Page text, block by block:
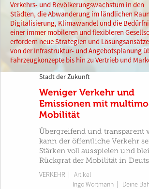
Verkehrs- und Bevölkerungswachstum in den
Städten, die Abwanderung im ländlichen
Digitalisierung, Klimawandel und die
einer immer mobileren und flexibleren
erfordern neue Strategien und
von der Infrastruktur- und Angebotsplanung
Fahrzeugkonzepte bis hin zu Vertrieb und
Stadt der Zukunft
Weniger Verkehr und
Emissionen mit
Mobilität
Übergreifend und transparent
kann der öffentliche Verkehr
Stärken voll ausspielen und
Rückgrat der Mobilität in
VERKEHR | Artikel
Ingo Wortmann
Deine